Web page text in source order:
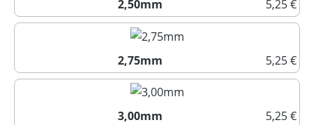
2,50mm
5,25 €
2,50mm
2,75mm
5,25 €
2,75mm
3,00mm
5,25 €